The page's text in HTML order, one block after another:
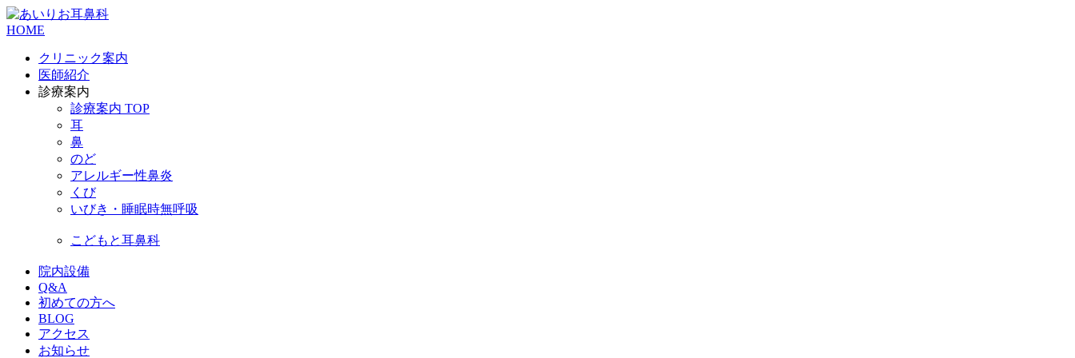
HOME
クリニック案内
医師紹介
診療案内
診療案内 TOP
耳
鼻
のど
アレルギー性鼻炎
くび
いびき・睡眠時無呼吸
こどもと耳鼻科
院内設備
Q&A
初めての方へ
BLOG
アクセス
お知らせ